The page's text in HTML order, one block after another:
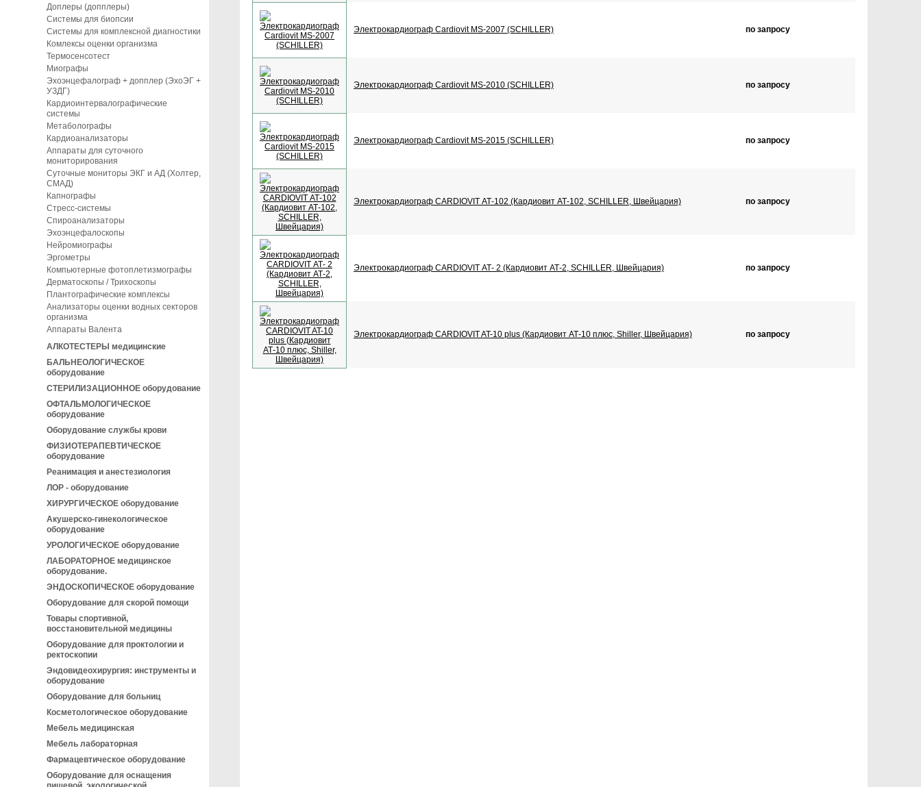
Доплеры (допплеры)
Системы для биопсии
Системы для комплексной диагностики
Комлексы оценки организма
Термосенсотест
Миографы
Эхоэнцефалограф + допплер (ЭхоЭГ +
УЗДГ)
Кардиоинтервалографические
системы
Метаболографы
Кардиоанализаторы
Аппараты для суточного
мониторирования
Суточные мониторы ЭКГ и АД (Холтер,
СМАД)
Капнографы
Стресс-системы
Спироанализаторы
Эхоэнцефалоскопы
Нейромиографы
Эргометры
Компьютерные фотоплетизмографы
Дерматоскопы / Трихоскопы
Плантографические комплексы
Анализаторы оценки водных секторов
организма
Аппараты Валента
АЛКОТЕСТЕРЫ медицинские
БАЛЬНЕОЛОГИЧЕСКОЕ
оборудование
СТЕРИЛИЗАЦИОННОЕ оборудование
ОФТАЛЬМОЛОГИЧЕСКОЕ
оборудование
Оборудование службы крови
ФИЗИОТЕРАПЕВТИЧЕСКОЕ
оборудование
Реанимация и анестезиология
ЛОР - оборудование
ХИРУРГИЧЕСКОЕ оборудование
Акушерско-гинекологическое
оборудование
УРОЛОГИЧЕСКОЕ оборудование
ЛАБОРАТОРНОЕ медицинское
оборудование.
ЭНДОСКОПИЧЕСКОЕ оборудование
Оборудование для скорой помощи
Товары спортивной,
восстановительной медицины
Оборудование для проктологии и
ректоскопии
Эндовидеохирургия: инструменты и
оборудование
Оборудование для больниц
Косметологическое оборудование
Мебель медицинская
Мебель лабораторная
Фармацевтическое оборудование
Оборудование для оснащения
Электрокардиограф Cardiovit MS-2007 (SCHILLER) по запросу
Электрокардиограф Cardiovit MS-2010 (SCHILLER) по запросу
Электрокардиограф Cardiovit MS-2015 (SCHILLER) по запросу
Электрокардиограф CARDIOVIT АТ-102 (Кардиовит АТ-102, SCHILLER, Швейцария) по запросу
Электрокардиограф CARDIOVIT АТ- 2 (Кардиовит АТ-2, SCHILLER, Швейцария) по запросу
Электрокардиограф CARDIOVIT AT-10 plus (Кардиовит АТ-10 плюс, Shiller, Швейцария) по запросу